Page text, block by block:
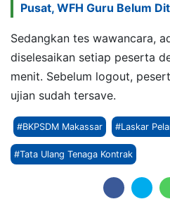
Pusat, WFH Guru Belum
Sedangkan tes wawancara,
diselesaikan setiap peserta
menit. Sebelum logout,
ujian sudah tersave.
#BKPSDM Makassar #Laskar
#Tata Ulang Tenaga Kontrak